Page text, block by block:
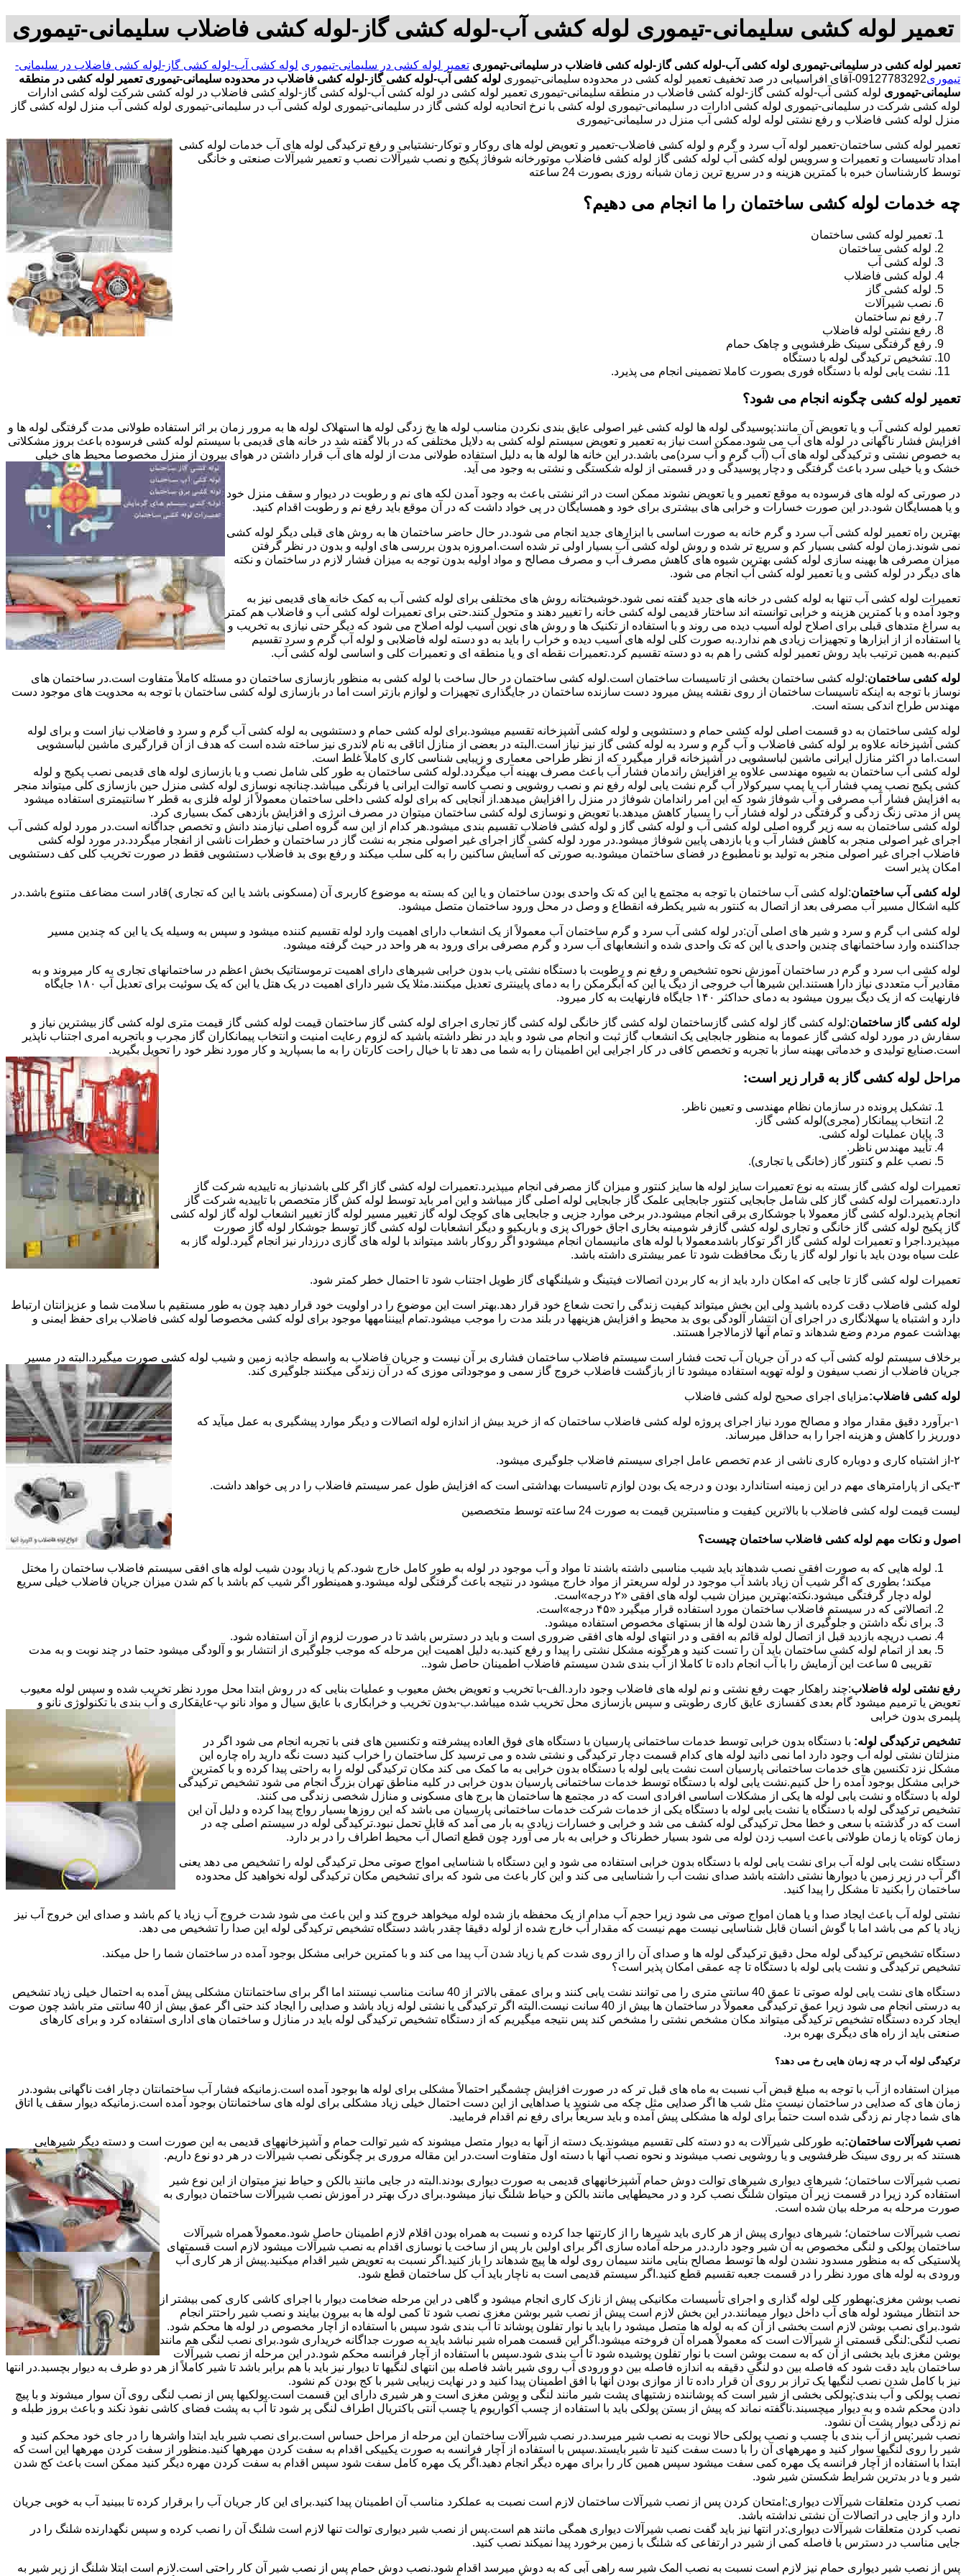
تعمیر لوله کشی سلیمانی-تیموری لوله کشی آب-لوله کشی گاز-لوله کشی فاضلاب سلیمانی-تیموری
تعمیر لوله کشی در سلیمانی-تیموری لوله کشی آب-لوله کشی گاز-لوله کشی فاضلاب در سلیمانی-تیموری تعمیر لوله کشی در سلیمانی-تیموری لوله کشی آب-لوله کشی گاز-لوله کشی فاضلاب در سلیمانی-
تیموری09127783292-آقای افراسیابی در صد تخفیف تعمیر لوله کشی در محدوده سلیمانی-تیموری لوله کشی آب-لوله کشی گاز-لوله کشی فاضلاب در محدوده سلیمانی-تیموری تعمیر لوله کشی در منطقه
سلیمانی-تیموری لوله کشی آب-لوله کشی گاز-لوله کشی فاضلاب در منطقه سلیمانی-تیموری تعمیر لوله کشی در لوله کشی آب-لوله کشی گاز-لوله کشی فاضلاب در لوله کشی شرکت لوله کشی ادارات
لوله کشی شرکت در سلیمانی-تیموری لوله کشی ادارات در سلیمانی-تیموری لوله کشی با نرخ اتحادیه لوله کشی گاز در سلیمانی-تیموری لوله کشی آب در سلیمانی-تیموری لوله کشی آب منزل لوله کشی گاز
منزل لوله کشی فاضلاب و رفع نشتی لوله لوله کشی آب منزل در سلیمانی-تیموری
تعمیر لوله کشی ساختمان-تعمیر لوله آب سرد و گرم و لوله کشی فاضلاب-تعمیر و تعویض لوله های روکار و توکار-نشتیابی و رفع ترکیدگی لوله های آب خدمات لوله کشی
امداد تاسیسات و تعمیرات و سرویس لوله کشی آب لوله کشی گاز لوله کشی فاضلاب موتورخانه شوفاژ پکیج و نصب شیرآلات نصب و تعمیر شیرآلات صنعتی و خانگی
توسط کارشناسان خبره با کمترین هزینه و در سریع ترین زمان شبانه روزی بصورت 24 ساعته
چه خدمات لوله کشی ساختمان را ما انجام می دهیم؟
تعمیر لوله کشی ساختمان
لوله کشی ساختمان
لوله کشی آب
لوله کشی فاضلاب
لوله کشی گاز
نصب شیرآلات
رفع نم ساختمان
رفع نشتی لوله فاضلاب
رفع گرفتگی سینک ظرفشویی و چاهک حمام
تشخیص ترکیدگی لوله با دستگاه
نشت یابی لوله با دستگاه فوری بصورت کاملا تضمینی انجام می پذیرد.
تعمیر لوله کشی چگونه انجام می شود؟
تعمیر لوله کشی آب و یا تعویض آن مانند:پوسیدگی لوله ها لوله کشی غیر اصولی عایق بندی نکردن مناسب لوله ها یخ زدگی لوله ها استهلاک لوله ها به مرور زمان بر اثر استفاده طولانی مدت گرفتگی لوله ها و
افزایش فشار ناگهانی در لوله های آب می شود.ممکن است نیاز به تعمیر و تعویض سیستم لوله کشی به دلایل مختلفی که در بالا گفته شد در خانه های قدیمی با سیستم لوله کشی فرسوده باعث بروز مشکلاتی
به خصوص نشتی و ترکیدگی لوله های آب (آب گرم و آب سرد)می باشد.در این خانه ها لوله ها به دلیل استفاده طولانی مدت از لوله های آب قرار داشتن در هوای بیرون از منزل مخصوصا محیط های خیلی
خشک و یا خیلی سرد باعث گرفتگی و دچار پوسیدگی و در قسمتی از لوله شکستگی و نشتی به وجود می آید.
در صورتی که لوله های فرسوده به موقع تعمیر و یا تعویض نشوند ممکن است در اثر نشتی باعث به وجود آمدن لکه های نم و رطوبت در دیوار و سقف منزل خود
و یا همسایگان شود.در این صورت خسارات و خرابی های بیشتری برای خود و همسایگان در پی خواد داشت که در آن موقع باید رفع نم و رطوبت اقدام کنید.
بهترین راه تعمیر لوله کشی آب سرد و گرم خانه به صورت اساسی با ابزارهای جدید انجام می شود.در حال حاضر ساختمان ها به روش های قبلی دیگر لوله کشی
نمی شوند.زمان لوله کشی بسیار کم و سریع تر شده و روش لوله کشی آب بسیار اولی تر شده است.امروزه بدون بررسی های اولیه و بدون در نظر گرفتن
میزان مصرفی ها بهینه سازی لوله کشی بهترین شیوه های کاهش مصرف آب و مصرف مصالح و مواد اولیه بدون توجه به میزان فشار لازم در ساختمان و نکته
های دیگر در لوله کشی و یا تعمیر لوله کشی آب انجام می شود.
تعمیرات لوله کشی آب تنها به لوله کشی در خانه های جدید گفته نمی شود.خوشبختانه روش های مختلفی برای لوله کشی آب به کمک خانه های قدیمی نیز به
وجود آمده و با کمترین هزینه و خرابی توانسته اند ساختار قدیمی لوله کشی خانه را تغییر دهند و متحول کنند.حتی برای تعمیرات لوله کشی آب و فاضلاب هم کمتر
به سراغ متدهای قبلی برای اصلاح لوله آسیب دیده می روند و با استفاده از تکنیک ها و روش های نوین آسیب لوله اصلاح می شود که دیگر حتی نیازی به تخریب و
یا استفاده از از ابزارها و تجهیزات زیادی هم ندارد.به صورت کلی لوله های آسیب دیده و خراب را باید به دو دسته لوله فاضلابی و لوله آب گرم و سرد تقسیم
کنیم.به همین ترتیب باید روش تعمیر لوله کشی را هم به دو دسته تقسیم کرد.تعمیرات نقطه ای و یا منطقه ای و تعمیرات کلی و اساسی لوله کشی آب.
لوله کشی ساختمان:لوله کشی ساختمان بخشی از تاسیسات ساختمان است.لوله کشی ساختمان در حال ساخت با لوله کشی به منظور بازسازی ساختمان دو مسئله کاملاً متفاوت است.در ساختمان های
نوساز با توجه به اینکه تاسیسات ساختمان از روی نقشه پیش میرود دست سازنده ساختمان در جایگذاری تجهیزات و لوازم بازتر است اما در بازسازی لوله کشی ساختمان با توجه به محدویت های موجود دست
مهندس طراح اندکی بسته است.
لوله کشی ساختمان به دو قسمت اصلی لوله کشی حمام و دستشویی و لوله کشی آشپزخانه تقسیم میشود.برای لوله کشی حمام و دستشویی به لوله کشی آب گرم و سرد و فاضلاب نیاز است و برای لوله
کشی آشپزخانه علاوه بر لوله کشی فاضلاب و آب گرم و سرد به لوله کشی گاز نیز نیاز است.البته در بعضی از منازل اتاقی به نام لاندری نیز ساخته شده است که هدف از آن قرارگیری ماشین لباسشویی
است.اما در اکثر منازل ایرانی ماشین لباسشویی در آشپزخانه قرار میگیرد که از نظر طراحی معماری و زیبایی شناسی کاری کاملاً غلط است.
لوله کشی آب ساختمان به شیوه مهندسی علاوه بر افزایش راندمان فشار آب باعث مصرف بهینه آب میگردد.لوله کشی ساختمان به طور کلی شامل نصب و یا بازسازی لوله های قدیمی نصب پکیج و لوله
کشی پکیج نصب پمپ فشار آب یا پمپ سیرکولار آب گرم نشت یابی لوله رفع نم و نصب روشویی و نصب کاسه توالت ایرانی یا فرنگی میباشد.چنانچه نوسازی لوله کشی منزل حین بازسازی کلی میتواند منجر
به افزایش فشار آب مصرفی و آب شوفاژ شود که این امر راندامان شوفاژ در منزل را افزایش میدهد.از آنجایی که برای لوله کشی داخلی ساختمان معمولاً از لوله فلزی به قطر ۲ سانتیمتری استفاده میشود
پس از مدتی زنگ زدگی و گرفتگی در لوله فشار آب را بسیار کاهش میدهد.با تعویض و نوسازی لوله کشی ساختمان میتوان در مصرف انرژی و افزایش بازدهی کمک بسیاری کرد.
لوله کشی ساختمان به سه زیر گروه اصلی لوله کشی آب و لوله کشی گاز و لوله کشی فاضلاب تقسیم بندی میشود.هر کدام از این سه گروه اصلی نیازمند دانش و تخصص جداگانه است.در مورد لوله کشی آب
اجرای غیر اصولی منجر به کاهش فشار آب و یا بازدهی پایین شوفاژ میشود.در مورد لوله کشی گاز اجرای غیر اصولی منجر به نشت گاز در ساختمان و خطرات ناشی از انفجار میگردد.در مورد لوله کشی
فاضلاب اجرای غیر اصولی منجر به تولید بو نامطبوع در فضای ساختمان میشود.به صورتی که آسایش ساکنین را به کلی سلب میکند و رفع بوی بد فاضلاب دستشویی فقط در صورت تخریب کلی کف دستشویی
امکان پذیر است
لوله کشی آب ساختمان:لوله کشی آب ساختمان با توجه به مجتمع یا این که تک واحدی بودن ساختمان و یا این که بسته به موضوع کاربری آن (مسکونی باشد یا این که تجاری )قادر است مضاعف متنوع باشد.در
کلیه اشکال مسیر آب مصرفی بعد از اتصال به کنتور به شیر یکطرفه انقطاع و وصل در محل ورود ساختمان متصل میشود.
لوله کشی اب گرم و سرد و شیر های اصلی آن:در لوله کشی آب سرد و گرم ساختمان آب معمولاً از یک انشعاب دارای اهمیت وارد لوله تقسیم کننده میشود و سپس به وسیله یک یا این که چندین مسیر
جداکننده وارد ساختمانهای چندین واحدی یا این که تک واحدی شده و انشعابهای آب سرد و گرم مصرفی برای ورود به هر واحد در حیث گرفته میشود.
لوله کشی اب سرد و گرم در ساختمان آموزش نحوه تشخیص و رفع نم و رطوبت با دستگاه نشتی یاب بدون خرابی شیرهای دارای اهمیت ترموستاتیک بخش اعظم در ساختمانهای تجاری به کار میروند و به
مقادیر آب متعددی نیاز دارا هستند.این شیرها آب خروجی از دیگ یا این که آبگرمکن را به دمای پایینتری تعدیل میکنند.مثلا یک شیر دارای اهمیت در یک هتل یا این که یک سوئیت برای تعدیل آب ۱۸۰ جایگاه
فارنهایت که از یک دیگ بیرون میشود به دمای حداکثر ۱۴۰ جایگاه فارنهایت به کار میرود.
لوله کشی گاز ساختمان:لوله کشی گاز لوله کشی گازساختمان لوله کشی گاز خانگی لوله کشی گاز تجاری اجرای لوله کشی گاز ساختمان قیمت لوله کشی گاز قیمت متری لوله کشی گاز بیشترین نیاز و
سفارش در مورد لوله کشی گاز عموما به منظور جابجایی یک انشعاب گاز ثبت و انجام می شود و باید در نظر داشته باشید که لزوم رعایت امنیت و انتخاب پیمانکاران گاز مجرب و باتجربه امری اجتناب ناپذیر
است.صنایع تولیدی و خدماتی بهینه ساز با تجربه و تخصص کافی در کار اجرایی این اطمینان را به شما می دهد تا با خیال راحت کارتان را به ما بسپارید و کار مورد نظر خود را تحویل بگیرید.
مراحل لوله کشی گاز به قرار زیر است:
تشکیل پرونده در سازمان نظام مهندسی و تعیین ناظر.
انتخاب پیمانکار (مجری)لوله کشی گاز.
پایان عملیات لوله کشی.
تأیید مهندس ناظر.
نصب علم و کنتور گاز (خانگی یا تجاری).
تعمیرات لوله کشی گاز بسته به نوع تعمیرات سایز لوله ها سایز کنتور و میزان گاز مصرفی انجام میپذیرد.تعمیرات لوله کشی گاز اگر کلی باشدنیاز به تاییدیه شرکت گاز
دارد.تعمیرات لوله کشی گاز کلی شامل جابجایی کنتور جابجایی علمک گاز جابجایی لوله اصلی گاز میباشد و این امر باید توسط لوله کش گاز متخصص با تاییدیه شرکت گاز
انجام پذیرد.لوله کشی گاز معمولا با جوشکاری برقی انجام میشود.در برخی موارد جزیی و جابجایی های کوچک لوله گاز تغییر مسیر لوله گاز تغییر انشعاب لوله گاز لوله کشی
گاز پکیج لوله کشی گاز خانگی و تجاری لوله کشی گازفر شومینه بخاری اجاق خوراک پزی و باربکیو و دیگر انشعابات لوله کشی گاز توسط جوشکار لوله گاز صورت
میپذیرد.اجرا و تعمیرات لوله کشی گاز اگر توکار باشدمعمولا با لوله های مانیسمان انجام میشودو اگر روکار باشد میتواند با لوله های گازی درزدار نیز انجام گیرد.لوله گاز به
علت سیاه بودن باید با نوار لوله گاز یا رنگ محافظت شود تا عمر بیشتری داشته باشد.
تعمیرات لوله کشی گاز تا جایی که امکان دارد باید از به کار بردن اتصالات فیتینگ و شیلنگهای گاز طویل اجتناب شود تا احتمال خطر کمتر شود.
لوله کشی فاضلاب دقت کرده باشید ولی این بخش میتواند کیفیت زندگی را تحت شعاع خود قرار دهد.بهتر است این موضوع را در اولویت خود قرار دهید چون به طور مستقیم با سلامت شما و عزیزانتان ارتباط
دارد و اشتباه یا سهلانگاری در اجرای آن انتشار آلودگی بوی بد محیط و افزایش هزینهها در بلند مدت را موجب میشود.تمام آییننامهها موجود برای لوله کشی مخصوصا لوله کشی فاضلاب برای حفظ ایمنی و
بهداشت عموم مردم وضع شدهاند و تمام آنها لازمالاجرا هستند.
برخلاف سیستم لوله کشی آب که در آن جریان آب تحت فشار است سیستم فاضلاب ساختمان فشاری بر آن نیست و جریان فاضلاب به واسطه جاذبه زمین و شیب لوله کشی صورت میگیرد.البته در مسیر
جریان فاضلاب از نصب سیفون و لوله تهویه استفاده میشود تا از بازگشت فاضلاب خروج گاز سمی و موجوداتی موزی که در آن زندگی میکنند جلوگیری کند.
لوله کشی فاضلاب:مزایای اجرای صحیح لوله کشی فاضلاب
۱-برآورد دقیق مقدار مواد و مصالح مورد نیاز اجرای پروژه لوله کشی فاضلاب ساختمان که از خرید بیش از اندازه لوله اتصالات و دیگر موارد پیشگیری به عمل میآید که
دورریز را کاهش و هزینه اجرا را به حداقل میرساند.
۲-از اشتباه کاری و دوباره کاری ناشی از عدم تخصص عامل اجرای سیستم فاضلاب جلوگیری میشود.
۳-یکی از پارامترهای مهم در این زمینه استاندارد بودن و درجه یک بودن لوازم تاسیسات بهداشتی است که افزایش طول عمر سیستم فاضلاب را در پی خواهد داشت.
لیست قیمت لوله کشی فاضلاب با بالاترین کیفیت و مناسبترین قیمت به صورت 24 ساعته توسط متخصصین
اصول و نکات مهم لوله کشی فاضلاب ساختمان چیست؟
لوله هایی که به صورت افقی نصب شدهاند باید شیب مناسبی داشته باشند تا مواد و آب موجود در لوله به طور کامل خارج شود.کم یا زیاد بودن شیب لوله های افقی سیستم فاضلاب ساختمان را مختل
میکند؛ بطوری که اگر شیب آن زیاد باشد آب موجود در لوله سریعتر از مواد خارج میشود در نتیجه باعث گرفتگی لوله میشود.و همینطور اگر شیب کم باشد با کم شدن میزان جریان فاضلاب خیلی سریع
لوله دچار گرفتگی میشود.نکته:بهترین میزان شیب لوله های افقی «۲ درجه»است.
اتصالاتی که در سیستم فاضلاب ساختمان مورد استفاده قرار میگیرد «۴۵ درجه»است.
برای نگه داشتن و جلوگیری از رها شدن لوله ها از بستهای مخصوص استفاده میشود.
نصب دریچه بازدید قبل از اتصال لوله قائم به افقی و در انتهای لوله های افقی ضروری است و باید در دسترس باشد تا در صورت لزوم از آن استفاده شود.
بعد از اتمام لوله کشی ساختمان باید آن را تست کنید و هرگونه مشکل نشتی را پیدا و رفع کنید.به دلیل اهمیت این مرحله که موجب جلوگیری از انتشار بو و آلودگی میشود حتما در چند نوبت و به مدت
تقریبی ۵ ساعت این آزمایش را با آب انجام داده تا کاملا از آب بندی شدن سیستم فاضلاب اطمینان حاصل شود..
رفع نشتی لوله فاضلاب:چند راهکار جهت رفع نشتی و نم لوله های فاضلاب وجود دارد.الف-با تخریب و تعویض بخش معیوب و عملیات بنایی که در روش ابتدا محل مورد نظر تخریب شده و سپس لوله معیوب
تعویض یا ترمیم میشود گام بعدی کفسازی عایق کاری رطوبتی و سپس بازسازی محل تخریب شده میباشد.ب-بدون تخریب و خرابکاری با عایق سیال و مواد نانو پ-عایقکاری و آب بندی با تکنولوژی نانو و
پلیمری بدون خرابی
تشخیص ترکیدگی لوله: با دستگاه بدون خرابی توسط خدمات ساختمانی پارسیان با دستگاه های فوق العاده پیشرفته و تکنسین های فنی با تجربه انجام می شود اگر در
منزلتان نشتی لوله آب وجود دارد اما نمی دانید لوله های کدام قسمت دچار ترکیدگی و نشتی شده و می ترسید کل ساختمان را خراب کنید دست نگه دارید راه چاره این
مشکل نزد تکنسین های خدمات ساختمانی پارسیان است نشت یابی لوله با دستگاه بدون خرابی به ما کمک می کند مکان ترکیدگی لوله را به راحتی پیدا کرده و با کمترین
خرابی مشکل بوجود آمده را حل کنیم.نشت یابی لوله با دستگاه توسط خدمات ساختمانی پارسیان بدون خرابی در کلیه مناطق تهران بزرگ انجام می شود تشخیص ترکیدگی
لوله با دستگاه و نشت یابی لوله ها یکی از مشکلات اساسی افرادی است که در مجتمع ها ساختمان ها برج های مسکونی و منازل شخصی زندگی می کنند.
تشخیص ترکیدگی لوله با دستگاه یا نشت یابی لوله با دستگاه یکی از خدمات شرکت خدمات ساختمانی پارسیان می باشد که این روزها بسیار رواج پیدا کرده و دلیل آن این
است که در گذشته با سعی و خطا محل ترکیدگی لوله کشف می شد و خرابی و خسارات زیادی به بار می آمد که قابل تحمل نبود.ترکیدگی لوله در سیستم اصلی چه در
زمان کوتاه یا زمان طولانی باعث اسیب زدن لوله می شود بسیار خطرناک و خرابی به بار می آورد چون قطع اتصال آب محیط اطراف را در بر دارد.
دستگاه نشت یابی لوله آب برای نشت یابی لوله با دستگاه بدون خرابی استفاده می شود و این دستگاه با شناسایی امواج صوتی محل ترکیدگی لوله را تشخیص می دهد یعنی
اگر آب در زیر زمین یا دیوارها نشتی داشته باشد صدای نشت آب را شناسایی می کند و این کار باعث می شود که برای تشخیص مکان ترکیدگی لوله نخواهید کل محدوده
ساختمان را بکنید تا مشکل را پیدا کنید.
نشتی لوله آب باعث ایجاد صدا و یا همان امواج صوتی می شود زیرا حجم آب مدام از یک محفظه باز شده لوله میخواهد خروج کند و این باعث می شود شدت خروج آب زیاد یا کم باشد و صدای این خروج آب نیز
زیاد یا کم می باشد اما با گوش انسان قابل شناسایی نیست مهم نیست که مقدار آب خارج شده از لوله دقیقا چقدر باشد دستگاه تشخیص ترکیدگی لوله این صدا را تشخیص می دهد.
دستگاه تشخیص ترکیدگی لوله محل دقیق ترکیدگی لوله ها و صدای آن را از روی شدت کم یا زیاد شدن آب پیدا می کند و با کمترین خرابی مشکل بوجود آمده در ساختمان شما را حل میکند.
تشخیص ترکیدگی و نشت یابی لوله با دستگاه تا چه عمقی امکان پذیر است؟
دستگاه های نشت یابی لوله صوتی تا عمق 40 سانتی متری را می توانند نشت یابی کنند و برای عمقی بالاتر از 40 سانت مناسب نیستند اما اگر برای ساختمانتان مشکلی پیش آمده به احتمال خیلی زیاد تشخیص
به درستی انجام می شود زیرا عمق ترکیدگی معمولاً در ساختمان ها بیش از 40 سانت نیست.البته اگر ترکیدگی یا نشتی لوله زیاد باشد و صدایی را ایجاد کند حتی اگر عمق بیش از 40 سانتی متر باشد چون صوت
ایجاد کرده دستگاه تشخیص ترکیدگی میتواند مکان مشخص نشتی را مشخص کند پس نتیجه میگیریم که از دستگاه تشخیص ترکیدگی لوله باید در منازل و ساختمان های اداری استفاده کرد و برای کارهای
صنعتی باید از راه های دیگری بهره برد.
ترکیدگی لوله آب در چه زمان هایی رخ می دهد؟
میزان استفاده از آب با توجه به مبلغ قبض آب نسبت به ماه های قبل تر که در صورت افزایش چشمگیر احتمالاً مشکلی برای لوله ها بوجود آمده است.زمانیکه فشار آب ساختمانتان دچار افت ناگهانی بشود.در
زمان های که صدایی در ساختمان نیست مثل شب ها اگر صدایی مثل چکه می شنوید یا صداهایی از این دست احتمال خیلی زیاد مشکلی برای لوله های ساختمانتان بوجود آمده است.زمانیکه دیوار سقف یا اتاق
های شما دچار نم زدگی شده است حتماً برای لوله ها مشکلی پیش آمده و باید سریعاً برای رفع نم اقدام فرمایید.
نصب شیرآلات ساختمان:به طورکلی شیرآلات به دو دسته کلی تقسیم میشوند.یک دسته از آنها به دیوار متصل میشوند که شیر توالت حمام و آشپزخانههای قدیمی به این صورت است و دسته دیگر شیرهایی
هستند که بر روی سینک ظرفشویی و یا روشویی نصب میشوند و نحوه نصب آنها با دسته اول متفاوت است.در این مقاله مروری بر چگونگی نصب شیرآلات در هر دو نوع داریم.
نصب شیرآلات ساختمان؛ شیرهای دیواری شیرهای توالت دوش حمام آشپزخانههای قدیمی به صورت دیواری بودند.البته در جایی مانند بالکن و حیاط نیز میتوان از این نوع شیر
استفاده کرد زیرا در قسمت زیر آن میتوان شلنگ نصب کرد و در محیطهایی مانند بالکن و حیاط شلنگ نیاز میشود.برای درک بهتر در آموزش نصب شیرآلات ساختمان دیواری به
صورت مرحله به مرحله بیان شده است.
نصب شیرآلات ساختمان؛ شیرهای دیواری پیش از هر کاری باید شیرها را از کارتنها جدا کرده و نسبت به همراه بودن اقلام لازم اطمینان حاصل شود.معمولاً همراه شیرآلات
ساختمان پولکی و لنگی مخصوص به آن شیر وجود دارد.در مرحله آماده سازی اگر برای اولین بار پس از ساخت یا نوسازی اقدام به نصب شیرآلات میشود لازم است قسمتهای
پلاستیکی که به منظور مسدود نشدن لوله ها توسط مصالح بنایی مانند سیمان روی لوله ها پیچ شدهاند را باز کنید.اگر نسبت به تعویض شیر اقدام میکنید.پیش از هر کاری آب
ورودی به لوله های مورد نظر را در قسمت جعبه تقسیم قطع کنید.اگر سیستم قدیمی است به ناچار باید آب کل ساختمان قطع شود.
نصب بوشن مغزی:بهطور کلی لوله گذاری و اجرای تأسیسات مکانیکی پیش از نازک کاری انجام میشود و گاهی در این مرحله ضخامت دیوار با اجرای کاشی کاری کمی بیشتر از
حد انتظار میشود لوله های آب داخل دیوار میمانند.در این بخش لازم است پیش از نصب شیر بوشن مغزی نصب شود تا کمی لوله ها به بیرون بیایند و نصب شیر راحتتر انجام
شود.برای نصب بوشن لازم است بخشی از آن که به لوله ها متصل میشود را باید با نوار تفلون پوشاند تا آب بندی شود سپس با استفاده از آچار مخصوص در لوله ها محکم شود.
نصب لنگی:لنگی قسمتی از شیرآلات است که معمولاً همراه آن فروخته میشود.اگر این قسمت همراه شیر نباشد باید به صورت جداگانه خریداری شود.برای نصب لنگی هم مانند
بوشن مغزی باید بخشی از آن که به سمت بوشن است با نوار تفلون پوشیده شود تا آب بندی شود.سپس با استفاده از آچار فرانسه محکم شود.در این مرحله از نصب شیرآلات
ساختمان باید دقت شود که فاصله بین دو لنگی دقیقه به اندازه فاصله بین دو ورودی آب روی شیر باشد فاصله بین انتهای لنگیها تا دیوار نیز باید با هم برابر باشد تا شیر کاملاً از هر دو طرف به دیوار بچسبد.در انتها
نیز با کامل شدن نصب لنگیها یک تراز بر روی آن قرار داده تا از موازی بودن آنها با افق اطمینان پیدا کنید و در نهایت زیبایی شیر با کج بودن کم نشود.
نصب پولکی و آب بندی:پولکی بخشی از شیر است که پوشاننده زشتیهای پشت شیر مانند لنگی و بوشن مغزی است و هر شیری دارای این قسمت است.پولکیها پس از نصب لنگی روی آن سوار میشوند و با پیچ
دادن محکم شده و به دیوار میچسبند.ناگفته نماند که پیش از بستن پولکی باید با استفاده از چسب آکواریوم یا چسب آنتی باکتریال اطراف لنگی پر شود تا آب به پشت فضای کاشی نفوذ نکند و باعث بروز طبله و
نم زدگی دیوار پشت آن نشود.
نصب شیر:پس از آب بندی با چسب و نصب پولکی حالا نوبت به نصب شیر میرسد.در نصب شیرآلات ساختمان این مرحله از مراحل حساس است.برای نصب شیر باید ابتدا واشرها را در جای خود محکم کنید و
شیر را روی لنگیها سوار کنید و مهرههای آن را با دست سفت کنید تا شیر بایستد.سپس با استفاده از آچار فرانسه به صورت یکییکی اقدام به سفت کردن مهرهها کنید.منظور از سفت کردن مهرهها این است که
ابتدا با استفاده از آچار فرانسه یک مهره کمی سفت میشود سپس همین کار را برای مهره دیگر انجام دهید.اگر یک مهره کامل سفت شود سپس اقدام به سفت کردن مهره دیگر کنید ممکن است باعث کج شدن
شیر و یا در بدترین شرایط شکستن شیر شود.
نصب کردن متعلقات شیرآلات دیواری:امتحان کردن پس از نصب شیرآلات ساختمان لازم است نصبت به عملکرد مناسب آن اطمینان پیدا کنید.برای این کار جریان آب را برقرار کرده تا ببینید آب به خوبی جریان
دارد و از جایی در اتصالات آن نشتی نداشته باشد.
نصب کردن متعلقات شیرآلات دیواری:در انتها نیز باید گفت نصب شیرآلات دیواری همگی مانند هم است.پس از نصب شیر دیواری توالت تنها لازم است شلنگ آن را نصب کرده و سپس نگهدارنده شلنگ را در
جایی مناسب در دسترس با فاصله کمی از شیر در ارتفاعی که شلنگ با زمین برخورد پیدا نمیکند نصب کنید.
پس از نصب شیر دیواری حمام نیز لازم است نسبت به نصب المک شیر سه راهی آبی که به دوش میرسد اقدام شود.نصب دوش حمام پس از نصب شیر آن کار راحتی است.لازم است ابتلا شلنگ از زیر شیر به